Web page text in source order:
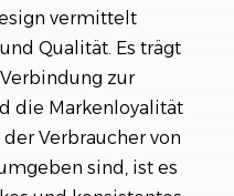
vermittelt
Qualität. Es trägt
zur
die Markenloyalität
Verbraucher von
sind, ist es